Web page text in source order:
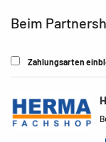
Beim
Zahlungsarten